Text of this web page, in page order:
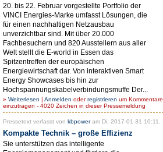
20. bis 22. Februar vorgestellte Portfolio der
VINCI Energies-Marke umfasst Lösungen, die
für einen nachhaltigen Netzausbau
unverzichtbar sind. Mit über 20.000
Fachbesuchern und 820 Ausstellern aus aller
Welt stellt die E-world in Essen das
Spitzentreffen der europäischen
Energiewirtschaft dar. Von interaktiven Smart
Energy Showcases bis hin zur
Hochspannungskabelverbindungsmuffe Der...
» Weiterlesen | Anmelden oderregistrieren um Kommentare
einzutragen - 4020 Zeichen in dieser Pressemeldung
Pressetext verfasst von kbpoweram Di, 2017-01-31 10:11.
Kompakte Technik – große Effizienz
Sie unterstützen das intelligente